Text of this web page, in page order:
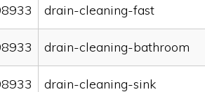
drain-cleaning-fast
drain-cleaning-bathroom
drain-cleaning-sink